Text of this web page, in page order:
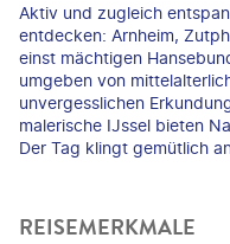
Aktiv und zugleich
entdecken: Arnheim,
einst mächtigen
umgeben von
unvergesslichen
malerische IJssel bieten
Der Tag klingt gemütlich
REISEMERKMALE